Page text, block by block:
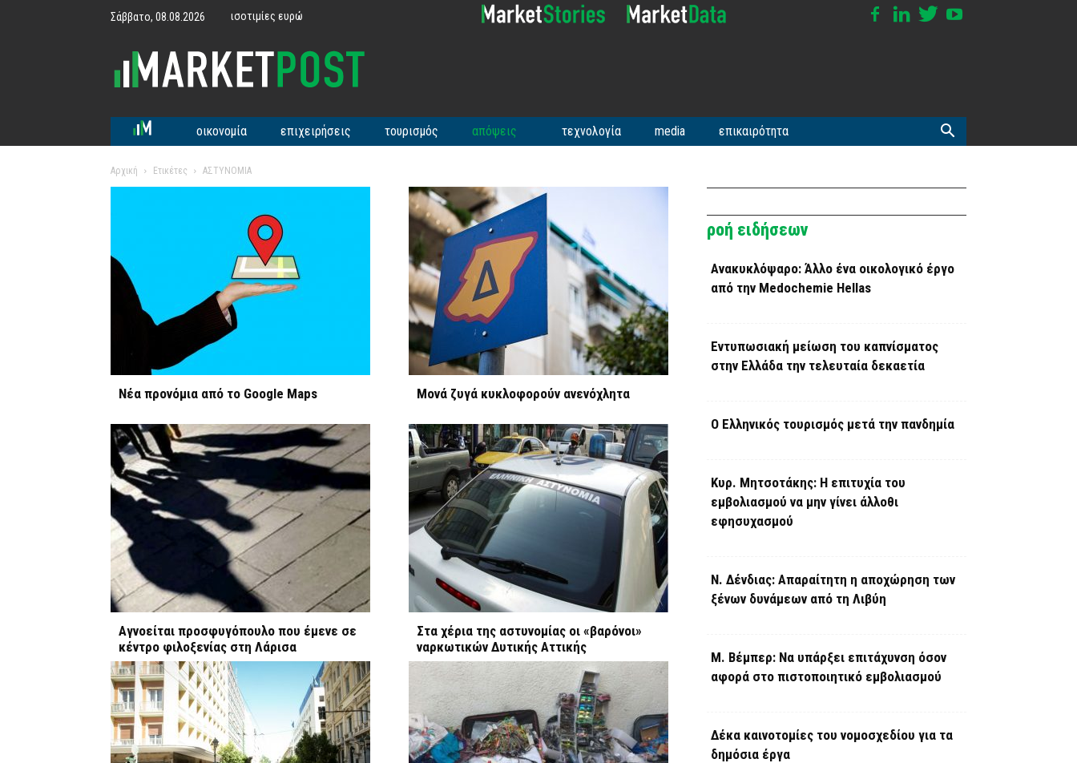
Σάββατο, 08.08.2026 ισοτιμίες ευρώ
οικονομία επιχειρήσεις τουρισμός απόψεις τεχνολογία media επικαιρότητα
Αρχική Ετικέτες ΑΣΤΥΝΟΜΙΑ
Νέα προνόμια από το Google Maps Μονά ζυγά κυκλοφορούν ανενόχλητα
Αγνοείται προσφυγόπουλο που έμενε σε
κέντρο φιλοξενίας στη Λάρισα
Στα χέρια της αστυνομίας οι «βαρόνοι»
ναρκωτικών Δυτικής Αττικής
ροή ειδήσεων
Ανακυκλόψαρο: Άλλο ένα οικολογικό έργο
από την Medochemie Hellas
Εντυπωσιακή μείωση του καπνίσματος
στην Ελλάδα την τελευταία δεκαετία
Ο Ελληνικός τουρισμός μετά την πανδημία
Κυρ. Μητσοτάκης: Η επιτυχία του
εμβολιασμού να μην γίνει άλλοθι
εφησυχασμού
Ν. Δένδιας: Απαραίτητη η αποχώρηση των
ξένων δυνάμεων από τη Λιβύη
Μ. Βέμπερ: Να υπάρξει επιτάχυνση όσον
αφορά στο πιστοποιητικό εμβολιασμού
Δέκα καινοτομίες του νομοσχεδίου για τα
δημόσια έργα